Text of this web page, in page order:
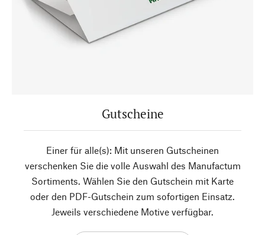
Gutscheine
Einer für alle(s): Mit unseren Gutscheinen
verschenken Sie die volle Auswahl des Manufactum
Sortiments. Wählen Sie den Gutschein mit Karte
oder den PDF-Gutschein zum sofortigen Einsatz.
Jeweils verschiedene Motive verfügbar.